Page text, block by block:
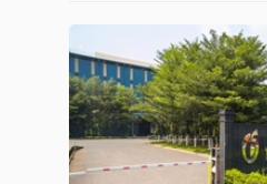
CÔNG
NGHIỆP